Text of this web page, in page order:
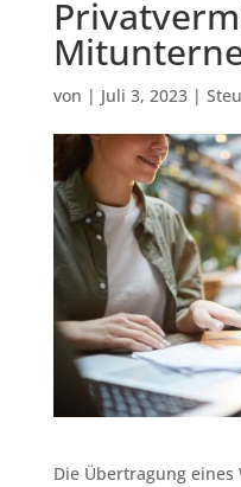
von | Juli 3, 2023|
Die Übertragung